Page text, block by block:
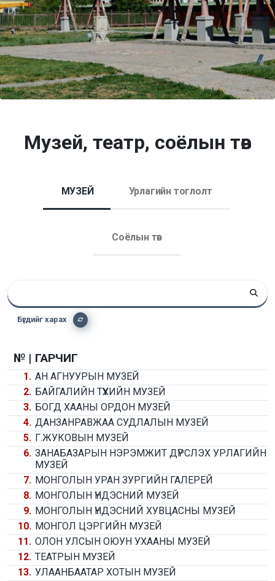
Музей, театр, соёлын төв
МУЗЕЙ Урлагийн тоглолт
Соёлын төв
Бүгдийг харах
№ | ГАРЧИГ
1. АН АГНУУРЫН МУЗЕЙ
2. БАЙГАЛИЙН ТҮҮХИЙН МУЗЕЙ
3. БОГД ХААНЫ ОРДОН МУЗЕЙ
4. ДАНЗАНРАВЖАА СУДЛАЛЫН МУЗЕЙ
5. Г.ЖУКОВЫН МУЗЕЙ
6. ЗАНАБАЗАРЫН НЭРЭМЖИТ ДҮРСЛЭХ УРЛАГИЙН
МУЗЕЙ
7. МОНГОЛЫН УРАН ЗУРГИЙН ГАЛЕРЕЙ
8. МОНГОЛЫН ҮНДЭСНИЙ МУЗЕЙ
9. МОНГОЛЫН ҮНДЭСНИЙ ХУВЦАСНЫ МУЗЕЙ
10. МОНГОЛ ЦЭРГИЙН МУЗЕЙ
11. ОЛОН УЛСЫН ОЮУН УХААНЫ МУЗЕЙ
12. ТЕАТРЫН МУЗЕЙ
13. УЛААНБААТАР ХОТЫН МУЗЕЙ